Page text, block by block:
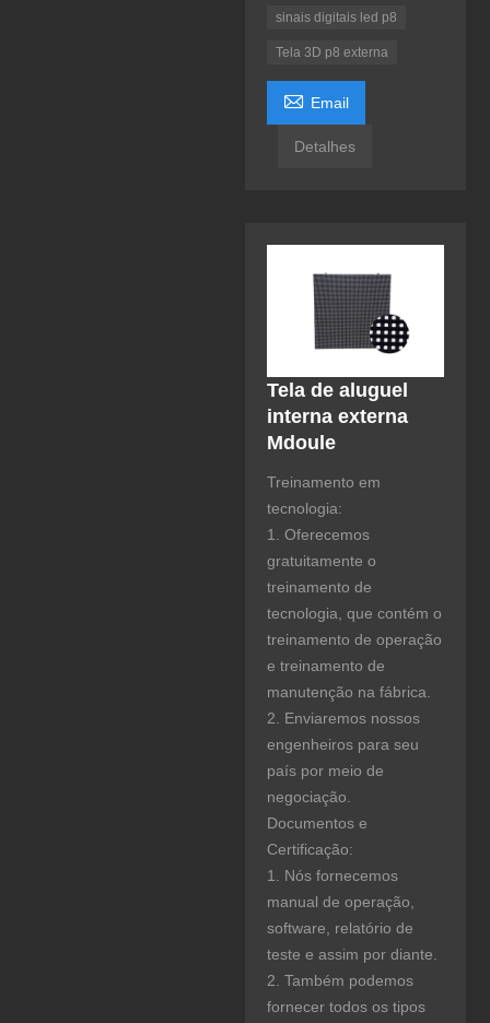
sinais digitais led p8
Tela 3D p8 externa
 Email
Detalhes
Tela de aluguel
interna externa
Mdoule
Treinamento em
tecnologia:
1. Oferecemos
gratuitamente o
treinamento de
tecnologia, que contém o
treinamento de operação
e treinamento de
manutenção na fábrica.
2. Enviaremos nossos
engenheiros para seu
país por meio de
negociação.
Documentos e
Certificação:
1. Nós fornecemos
manual de operação,
software, relatório de
teste e assim por diante.
2. Também podemos
fornecer todos os tipos